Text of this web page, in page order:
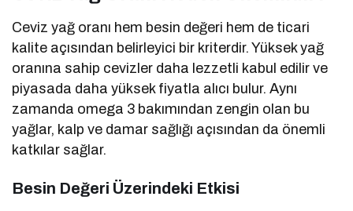
Ceviz yağ oranı hem besin değeri hem de ticari
kalite açısından belirleyici bir kriterdir. Yüksek yağ
oranına sahip cevizler daha lezzetli kabul edilir ve
piyasada daha yüksek fiyatla alıcı bulur. Aynı
zamanda omega 3 bakımından zengin olan bu
yağlar, kalp ve damar sağlığı açısından da önemli
katkılar sağlar.
Besin Değeri Üzerindeki Etkisi